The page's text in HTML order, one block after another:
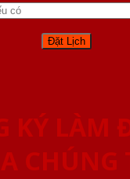
KÝ LÀM
CHÚNG